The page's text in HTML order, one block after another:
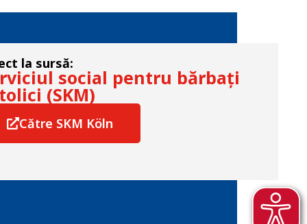
la sursă:
social pentru bărbați
(SKM)
Către SKM Köln